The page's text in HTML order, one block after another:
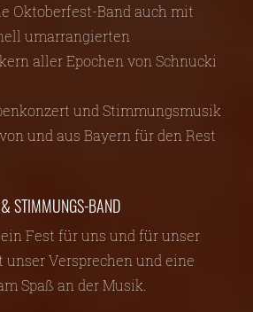
Oktoberfest-Band auch mit
umarrangierten
aller Epochen von Schnucki
und Stimmungsmusik
und aus Bayern für den Rest
STIMMUNGS-BAND
Fest für uns und für unser
unser Versprechen und eine
Spaß an der Musik.